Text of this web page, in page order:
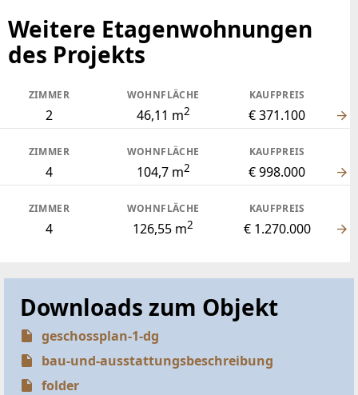
Weitere Etagenwohnungen
des Projekts
ZIMMER
2
WOHNFLÄCHE
46,11 m2
KAUFPREIS
€ 371.100
ZIMMER
4
WOHNFLÄCHE
104,7 m2
KAUFPREIS
€ 998.000
ZIMMER
4
WOHNFLÄCHE
126,55 m2
KAUFPREIS
€ 1.270.000
Downloads zum Objekt
geschossplan-1-dg
bau-und-ausstattungsbeschreibung
folder